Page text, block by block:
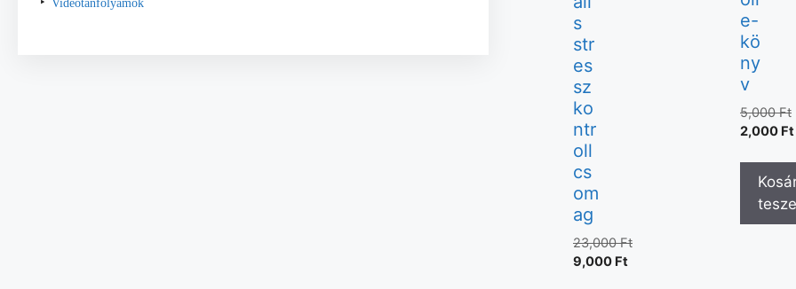
Videótanfolyamok
s
str
es
sz
ko
ntr
oll
cs
om
ag
23,000Ft
9,000 Ft
e-
kö
ny
v
5,000Ft
2,000 Ft